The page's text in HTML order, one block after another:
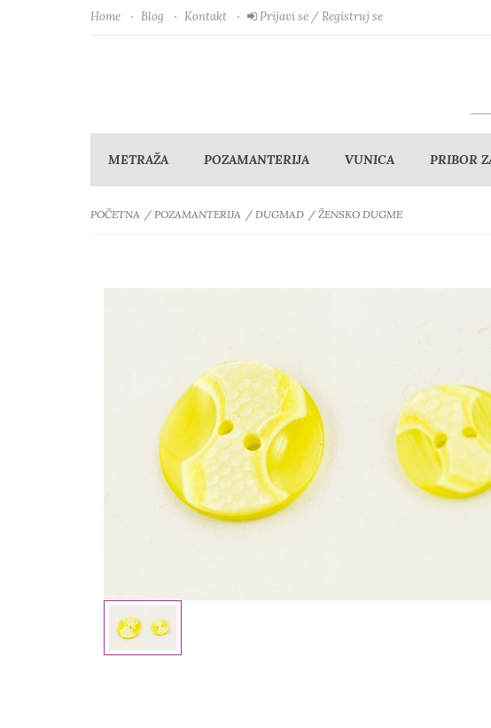
Home Blog Kontakt Prijavi se / Registruj se
METRAŽA POZAMANTERIJA VUNICA PRIBOR
POČETNA POZAMANTERIJA DUGMAD ŽENSKO DUGME